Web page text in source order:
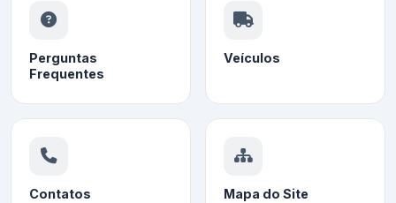
Perguntas
Frequentes
Veículos
Contatos Mapa do Site